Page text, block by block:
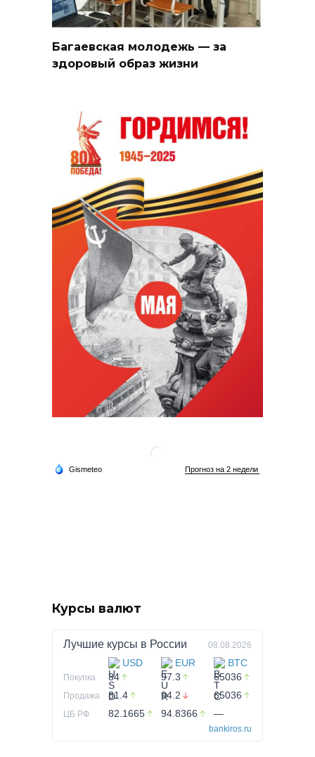
Багаевская молодежь — за
здоровый образ жизни
Курсы валют
Лучшие курсы в России 08.08.2026
USD EUR BTC
Покупка 84 97.3 65036
Продажа 81.4 94.2 65036
ЦБ РФ 82.1665 94.8366 —
bankiros.ru